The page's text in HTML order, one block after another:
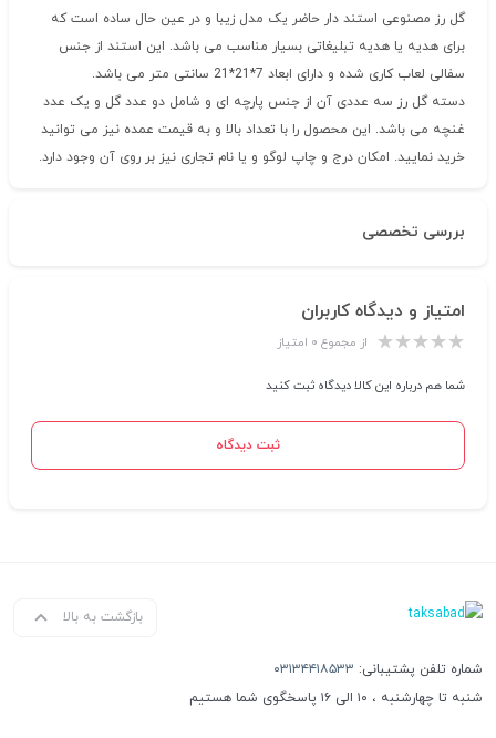
گل رز مصنوعی استند دار حاضر یک مدل زیبا و در عین حال ساده است که
برای هدیه یا هدیه تبلیغاتی بسیار مناسب می باشد. این استند از جنس
سفالی لعاب کاری شده و دارای ابعاد 7*21*21 سانتی متر می باشد.
دسته گل رز سه عددی آن از جنس پارچه ای و شامل دو عدد گل و یک عدد
غنچه می باشد. این محصول را با تعداد بالا و به قیمت عمده نیز می توانید
خرید نمایید. امکان درج و چاپ لوگو و یا نام تجاری نیز بر روی آن وجود دارد.
بررسی تخصصی
امتیاز و دیدگاه کاربران
از مجموع ۰ امتیاز
شما هم درباره این کالا دیدگاه ثبت کنید
ثبت دیدگاه
بازگشت به بالا
شماره تلفن پشتیبانی: ۰۳۱۳۴۴۱۸۵۳۳
شنبه تا چهارشنبه ، ۱۰ الی ۱۶ پاسخگوی شما هستیم